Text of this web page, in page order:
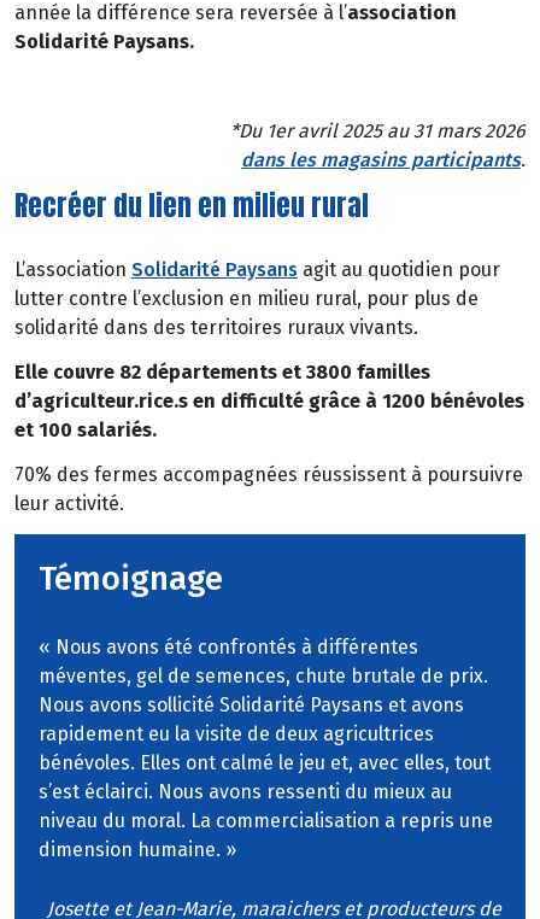
année la différence sera reversée à l’association
Solidarité Paysans.
*Du 1er avril 2025 au 31 mars 2026
dans les magasins participants.
Recréer du lien en milieu rural
L’association Solidarité Paysans agit au quotidien pour
lutter contre l’exclusion en milieu rural, pour plus de
solidarité dans des territoires ruraux vivants.
Elle couvre 82 départements et 3800 familles
d’agriculteur.rice.s en difficulté grâce à 1200 bénévoles
et 100 salariés.
70% des fermes accompagnées réussissent à poursuivre
leur activité.
Témoignage
« Nous avons été confrontés à différentes
méventes, gel de semences, chute brutale de prix.
Nous avons sollicité Solidarité Paysans et avons
rapidement eu la visite de deux agricultrices
bénévoles. Elles ont calmé le jeu et, avec elles, tout
s’est éclairci. Nous avons ressenti du mieux au
niveau du moral. La commercialisation a repris une
dimension humaine. »
Josette et Jean-Marie, maraichers et producteurs de